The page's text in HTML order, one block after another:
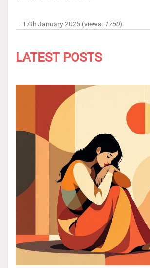
17th January 2025 (views: 1750)
LATEST POSTS